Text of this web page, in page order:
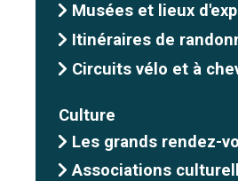
Musées et lieux
Itinéraires de
Circuits vélo et à
Culture
Les grands rendez-
Associations